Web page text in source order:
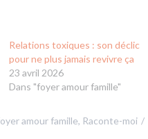
Relations toxiques : son déclic
pour ne plus jamais revivre ça
23 avril 2026
Dans "foyer amour famille"
amour famille, Raconte-moi